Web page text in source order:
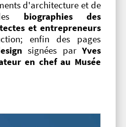
d'architecture et de
biographies des
et entrepreneurs
enfin des pages
signées parYves
en chef au Musée